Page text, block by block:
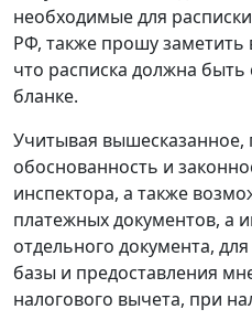
необходимые для
РФ, также прошу заметить
что расписка должна
бланке.
Учитывая вышесказанное,
обоснованность и
инспектора, а также
платежных документов, а
отдельного документа,
базы и предоставления
налогового вычета, при